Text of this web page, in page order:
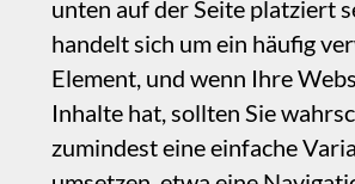
‍Um einen einfachen Header zu erstellen,
platzieren Sie zunächst einige
Textschaltflächen auf einer breiten Box. Die
Schaltflächen verlinken zu Seiten Ihrer
Website oder zu Scroll-Positionen auf
derselben Seite. In der Regel reichen 3 bis 5